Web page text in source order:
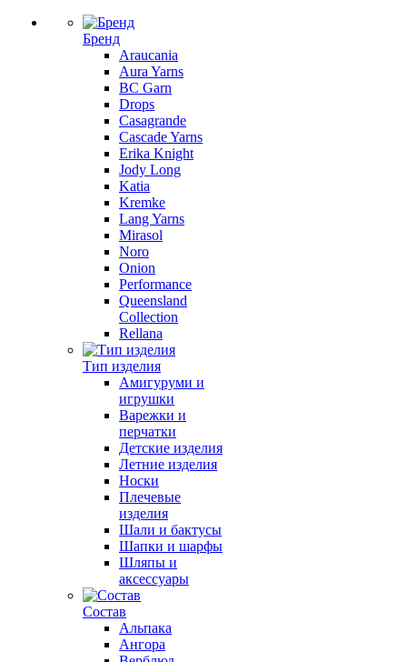
Бренд
Araucania
Aura Yarns
BC Garn
Drops
Casagrande
Cascade Yarns
Erika Knight
Jody Long
Katia
Kremke
Lang Yarns
Mirasol
Noro
Onion
Performance
Queensland
Collection
Rellana
Тип изделия
Амигуруми и
игрушки
Варежки и
перчатки
Детские изделия
Летние изделия
Носки
Плечевые
изделия
Шали и бактусы
Шапки и шарфы
Шляпы и
аксессуары
Состав
Альпака
Ангора